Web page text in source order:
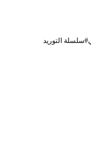
سلسلة التوريد